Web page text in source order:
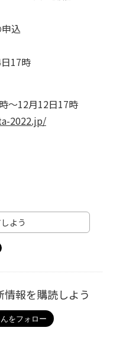
込
17時
～12月12日17時
2022.jp/
よう
情報を購読しよう